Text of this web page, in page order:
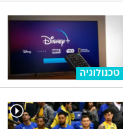
טכנולוגיה